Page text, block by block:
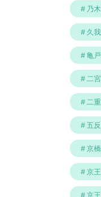
乃
久
亀
二
二
五
京
京
京